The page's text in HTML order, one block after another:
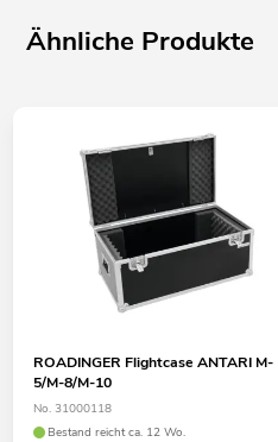
Ähnliche Produkte
ROADINGER Flightcase ANTARI M-
5/M-8/M-10
No. 31000118
Bestand reicht ca. 12 Wo.